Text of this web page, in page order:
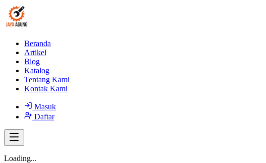
Beranda
Artikel
Blog
Katalog
Tentang Kami
Kontak Kami
Masuk
Daftar
Loading...